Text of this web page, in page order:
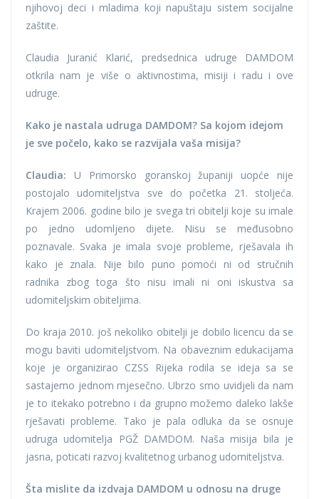
njihovoj deci i mladima koji napuštaju sistem socijalne
zaštite.
Claudia Juranić Klarić, predsednica udruge DAMDOM
otkrila nam je više o aktivnostima, misiji i radu i ove
udruge.
Kako je nastala udruga DAMDOM? Sa kojom idejom
je sve počelo, kako se razvijala vaša misija?
Claudia: U Primorsko goranskoj županiji uopće nije
postojalo udomiteljstva sve do početka 21. stoljeća.
Krajem 2006. godine bilo je svega tri obitelji koje su imale
po jedno udomljeno dijete. Nisu se međusobno
poznavale. Svaka je imala svoje probleme, rješavala ih
kako je znala. Nije bilo puno pomoći ni od stručnih
radnika zbog toga što nisu imali ni oni iskustva sa
udomiteljskim obiteljima.
Do kraja 2010. još nekoliko obitelji je dobilo licencu da se
mogu baviti udomiteljstvom. Na obaveznim edukacijama
koje je organizirao CZSS Rijeka rodila se ideja sa se
sastajemo jednom mjesečno. Ubrzo smo uvidjeli da nam
je to itekako potrebno i da grupno možemo daleko lakše
rješavati probleme. Tako je pala odluka da se osnuje
udruga udomitelja PGŽ DAMDOM. Naša misija bila je
jasna, poticati razvoj kvalitetnog urbanog udomiteljstva.
Šta mislite da izdvaja DAMDOM u odnosu na druge